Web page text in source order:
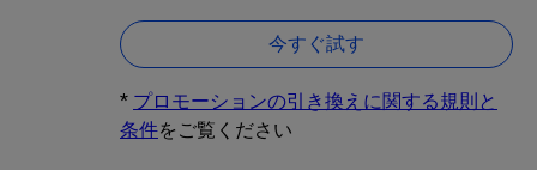
今すぐ試す
* プロモーションの引き換えに関する規則と
条件をご覧ください